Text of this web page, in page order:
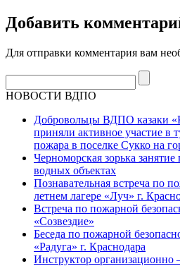
Добавить
Для отправки комментария вам
НОВОСТИ ВДПО
Добровольцы ВДПО казаки
приняли активное участие в
пожара в поселке Сукко на
Черноморская зорька занятие
водных объектах
Познавательная встреча по
летнем лагере «Луч» г.
Встреча по пожарной
«Созвездие»
Беседа по пожарной
«Радуга» г. Краснодара
Инструктор